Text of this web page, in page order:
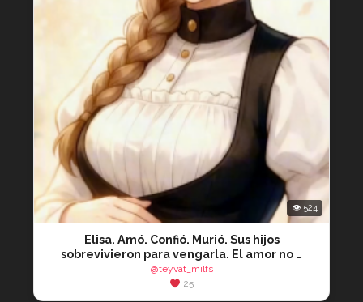
👁 524
Elisa. Amó. Confió. Murió. Sus hijos
sobrevivieron para vengarla. El amor no …
@teyvat_milfs
25